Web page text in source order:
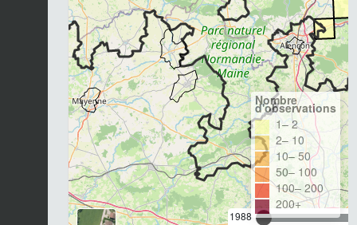
1988
Nombre
d'observations
1– 2
2– 10
10– 50
50– 100
100– 200
200+